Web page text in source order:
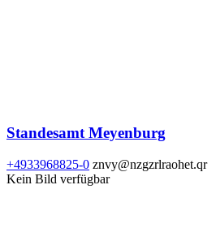
Standesamt Meyenburg
+4933968825-0 znvy@nzgzrlraohet.qr
Kein Bild verfügbar